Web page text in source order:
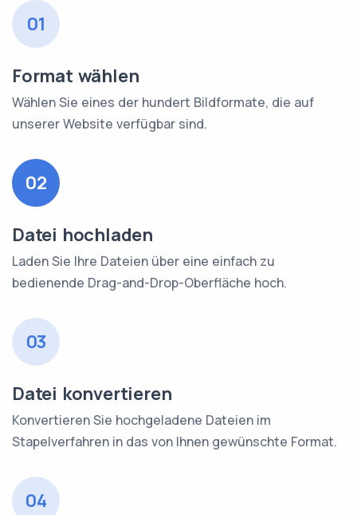
01
Format wählen
Wählen Sie eines der hundert Bildformate, die auf
unserer Website verfügbar sind.
02
Datei hochladen
Laden Sie Ihre Dateien über eine einfach zu
bedienende Drag-and-Drop-Oberfläche hoch.
03
Datei konvertieren
Konvertieren Sie hochgeladene Dateien im
Stapelverfahren in das von Ihnen gewünschte Format.
04